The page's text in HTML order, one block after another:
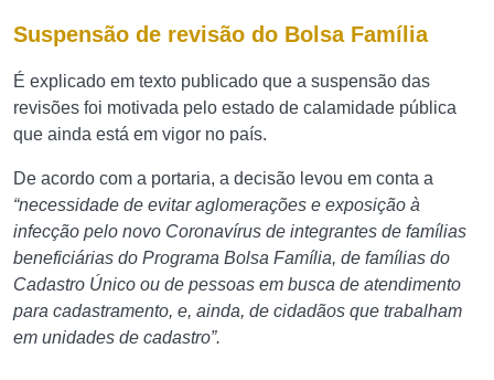
Suspensão de revisão do Bolsa Família
É explicado em texto publicado que a suspensão das
revisões foi motivada pelo estado de calamidade pública
que ainda está em vigor no país.
De acordo com a portaria, a decisão levou em conta a
“necessidade de evitar aglomerações e exposição à
infecção pelo novo Coronavírus de integrantes de famílias
beneficiárias do Programa Bolsa Família, de famílias do
Cadastro Único ou de pessoas em busca de atendimento
para cadastramento, e, ainda, de cidadãos que trabalham
em unidades de cadastro”.